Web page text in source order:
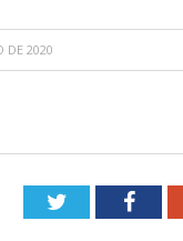
DE 2020
Twitter